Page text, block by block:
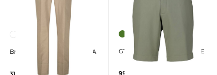
Brioni | Herren Hose PIENZA GTA | Herren Shorts DAVIDE
99,99 €